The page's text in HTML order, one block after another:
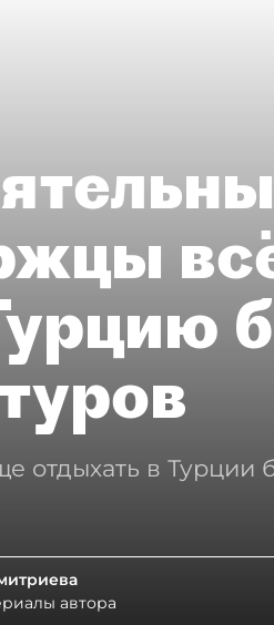
отдыхать в Турции
автора